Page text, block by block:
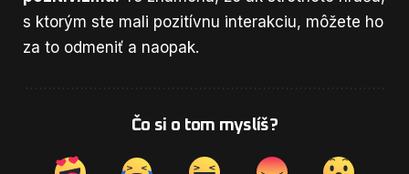
s ktorým ste mali pozitívnu interakciu, môžete ho
za to odmeniť a naopak.
Čo si o tom myslíš?